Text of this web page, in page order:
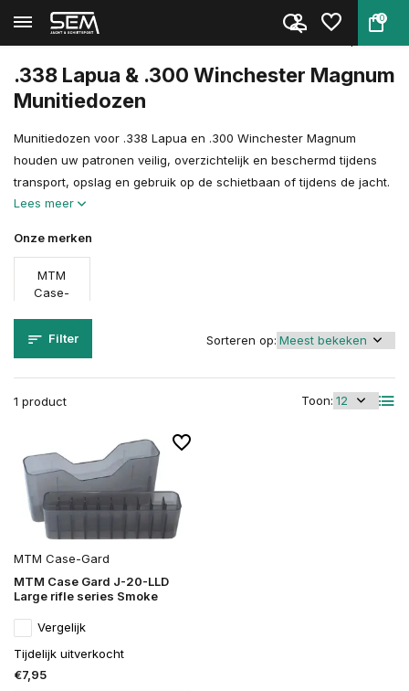
0
Terug Home
.338 Lapua & .300 Winchester Magnum
Munitiedozen
Munitiedozen voor .338 Lapua en .300 Winchester Magnum
houden uw patronen veilig, overzichtelijk en beschermd tijdens
transport, opslag en gebruik op de schietbaan of tijdens de jacht.
Lees meer
Onze merken
MTM
Case-
Filter
1 product Toon:
Sorteren op:
MTM Case-Gard
MTM Case Gard J-20-LLD
Large rifle series Smoke
Vergelijk
Tijdelijk uitverkocht
€7,95